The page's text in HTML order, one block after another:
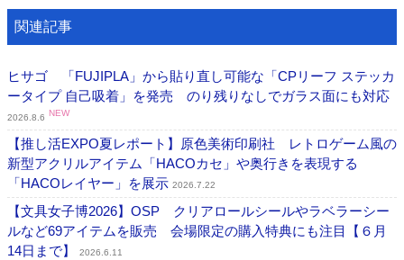
関連記事
ヒサゴ 「FUJIPLA」から貼り直し可能な「CPリーフ ステッカ
ータイプ 自己吸着」を発売 のり残りなしでガラス面にも対応
2026.8.6 NEW
【推し活EXPO夏レポート】原色美術印刷社 レトロゲーム風の
新型アクリルアイテム「HACOカセ」や奥行きを表現する
「HACOレイヤー」を展示 2026.7.22
【文具女子博2026】OSP クリアロールシールやラベラーシー
ルなど69アイテムを販売 会場限定の購入特典にも注目【６月
14日まで】
2026.6.11